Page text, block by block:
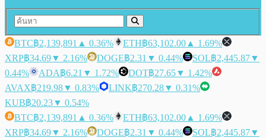
BTC฿2,139,891 ▲ 0.36% ETH฿63,102.00 ▲ 1.69%
XRP฿34.69▼ 2.16% DOGE฿2.31 ▼ 0.44% SOL฿2,445.87▼
0.44%
ADA฿6.21 ▼ 1.72% DOT฿27.65▼ 1.42%
AVAX฿219.98▼ 0.83% LINK฿270.28▼ 0.31%
KUB฿20.23▼ 0.54%
BTC฿2,139,891 ▲ 0.36% ETH฿63,102.00 ▲ 1.69%
XRP฿34.69▼ 2.16% DOGE฿2.31 ▼ 0.44% SOL฿2,445.87▼